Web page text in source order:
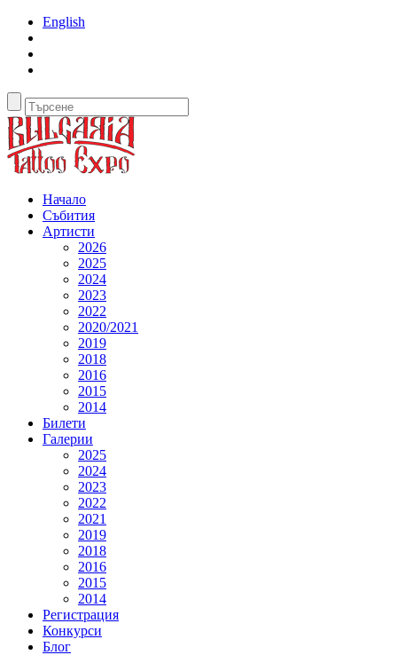
English
Начало
Събития
Артисти
2026
2025
2024
2023
2022
2020/2021
2019
2018
2016
2015
2014
Билети
Галерии
2025
2024
2023
2022
2021
2019
2018
2016
2015
2014
Регистрация
Конкурси
Блог